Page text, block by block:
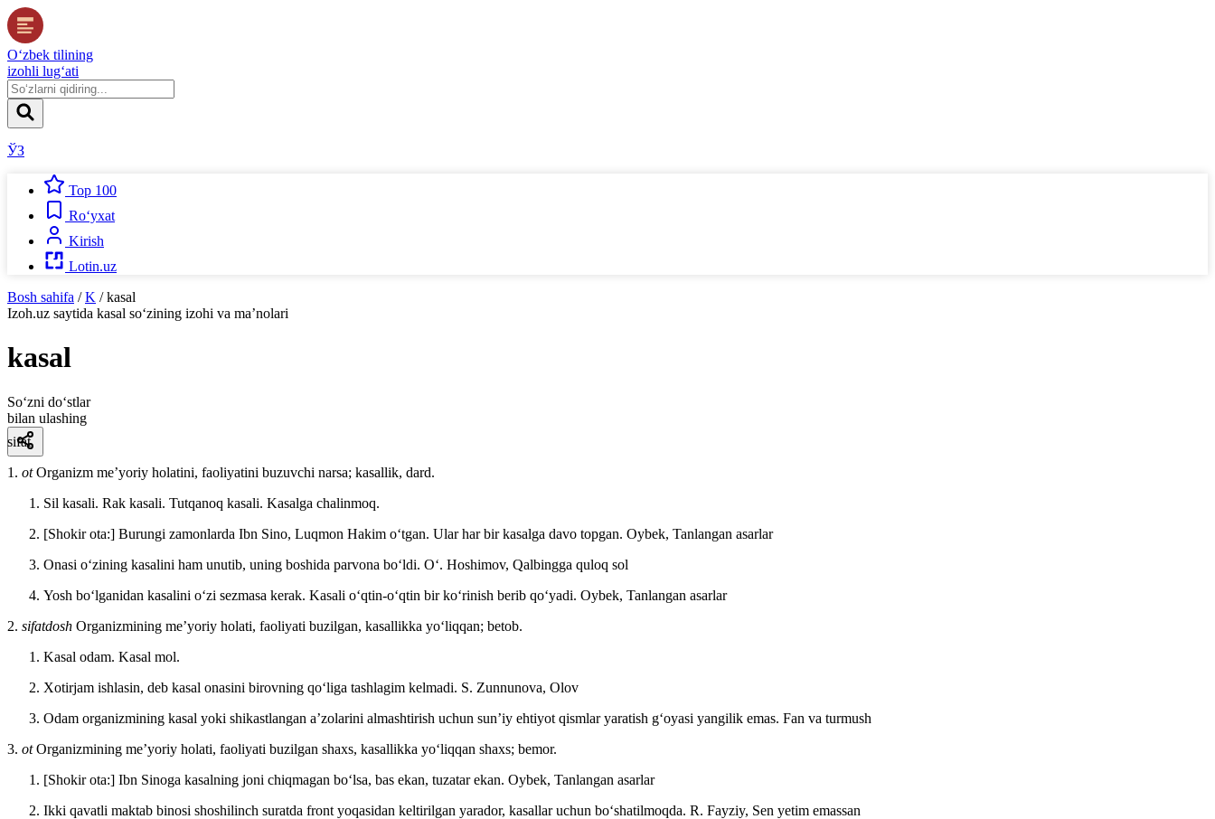
O‘zbek tilining
izohli lug‘ati
ЎЗ
Top 100
Ro‘yxat
Kirish
Lotin.uz
Bosh sahifa / K / kasal
Izoh.uz saytida kasal so‘zining izohi va ma’nolari
kasal
So‘zni do‘stlar
bilan ulashing
sifat
1. otOrganizm meʼyoriy holatini, faoliyatini buzuvchi narsa; kasallik, dard.
Sil kasali. Rak kasali. Tutqanoq kasali. Kasalga chalinmoq.
[Shokir ota:] Burungi zamonlarda Ibn Sino, Luqmon Hakim oʻtgan. Ular har bir kasalga davo topgan. Oybek, Tanlangan asarlar
Onasi oʻzining kasalini ham unutib, uning boshida parvona boʻldi. Oʻ. Hoshimov, Qalbingga quloq sol
Yosh boʻlganidan kasalini oʻzi sezmasa kerak. Kasali oʻqtin-oʻqtin bir koʻrinish berib qoʻyadi. Oybek, Tanlangan asarlar
2. sifatdosh Organizmining meʼyoriy holati, faoliyati buzilgan, kasallikka yoʻliqqan; betob.
Kasal odam. Kasal mol.
Xotirjam ishlasin, deb kasal onasini birovning qoʻliga tashlagim kelmadi. S. Zunnunova, Olov
Odam organizmining kasal yoki shikastlangan aʼzolarini almashtirish uchun sunʼiy ehtiyot qismlar yaratish gʻoyasi yangilik emas. Fan va turmush
3. otOrganizmining meʼyoriy holati, faoliyati buzilgan shaxs, kasallikka yoʻliqqan shaxs; bemor.
[Shokir ota:] Ibn Sinoga kasalning joni chiqmagan boʻlsa, bas ekan, tuzatar ekan. Oybek, Tanlangan asarlar
Ikki qavatli maktab binosi shoshilinch suratda front yoqasidan keltirilgan yarador, kasallar uchun boʻshatilmoqda. R. Fayziy, Sen yetim emassan